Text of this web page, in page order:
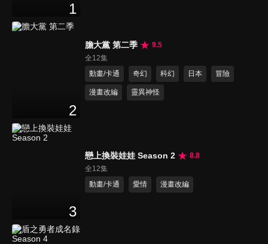
1
2
膽大黨 第二季
9.5
全12集
動畫/卡通
奇幻 科幻 日本 冒險
漫畫改編 靈異神怪
3
戀上換裝娃娃 Season 2
8.8
全12集
動畫/卡通
愛情 漫畫改編